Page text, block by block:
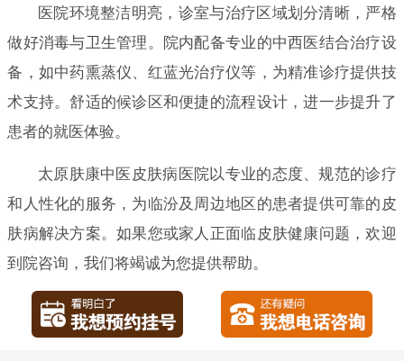
医院环境整洁明亮，诊室与治疗区域划分清晰，严格
做好消毒与卫生管理。院内配备专业的中西医结合治疗设
备，如中药熏蒸仪、红蓝光治疗仪等，为精准诊疗提供技
术支持。舒适的候诊区和便捷的流程设计，进一步提升了
患者的就医体验。
太原肤康中医皮肤病医院以专业的态度、规范的诊疗
和人性化的服务，为临汾及周边地区的患者提供可靠的皮
肤病解决方案。如果您或家人正面临皮肤健康问题，欢迎
到院咨询，我们将竭诚为您提供帮助。